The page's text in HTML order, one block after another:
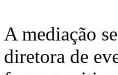
A mediação
diretora de